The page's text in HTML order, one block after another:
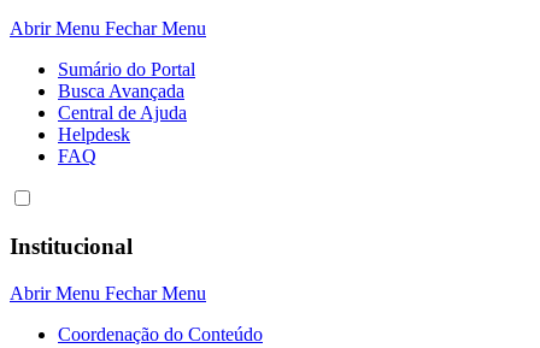
Abrir Menu Fechar Menu
Sumário do Portal
Busca Avançada
Central de Ajuda
Helpdesk
FAQ
Institucional
Abrir Menu Fechar Menu
Coordenação do Conteúdo